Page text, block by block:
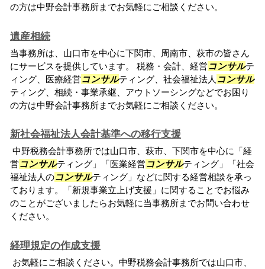
の方は中野会計事務所までお気軽にご相談ください。
遺産相続
当事務所は、山口市を中心に下関市、周南市、萩市の皆さん
にサービスを提供しています。 税務・会計、経営コンサルテ
ィング、医療経営コンサルティング、社会福祉法人 コンサル
ティング、相続・事業承継、アウトソーシングなどでお困り
の方は中野会計事務所までお気軽にご相談ください。
新社会福祉法人会計基準への移行支援
中野税務会計事務所では山口市、萩市、下関市を中心に「経
営コンサルティング」「医業経営コンサルティング」「社会
福祉法人のコンサルティング」などに関する経営相談を承っ
ております。「新規事業立上げ支援」に関することでお悩み
のことがございましたらお気軽に当事務所までお問い合わせ
ください。
経理規定の作成支援
お気軽にご相談ください。中野税務会計事務所では山口市、